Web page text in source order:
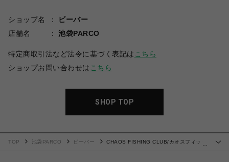
ショップ名
ビーバー
店舗名
池袋PARCO
特定商取引法など法令に基づく表記は こちら
ショップお問い合わせは こちら
SHOP TOP
TOP 池袋PARCO ビーバー
CHAOS FISHING CLUB/カオスフィッシ